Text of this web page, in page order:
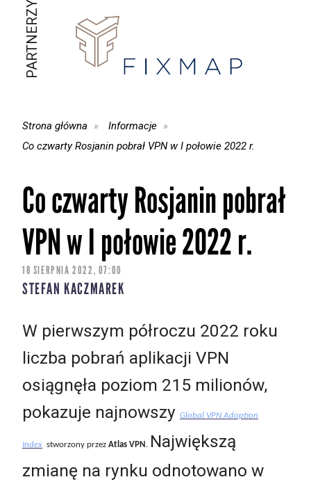
PARTNERZY
Strona główna
Informacje
Co czwarty Rosjanin pobrał VPN w I połowie 2022 r.
Co czwarty Rosjanin pobrał
VPN w I połowie 2022 r.
18 SIERPNIA 2022, 07:00
STEFAN KACZMAREK
W pierwszym półroczu 2022 roku
liczba pobrań aplikacji VPN
osiągnęła poziom 215 milionów,
pokazuje najnowszy Global VPN Adoption
Index stworzony przez Atlas VPN . Największą
zmianę na rynku odnotowano w